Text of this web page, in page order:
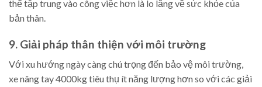
thể tập trung vào công việc hơn là lo lắng về sức khỏe của
bản thân.
9. Giải pháp thân thiện với môi trường
Với xu hướng ngày càng chú trọng đến bảo vệ môi trường,
xe nâng tay 4000kg tiêu thụ ít năng lượng hơn so với các giải